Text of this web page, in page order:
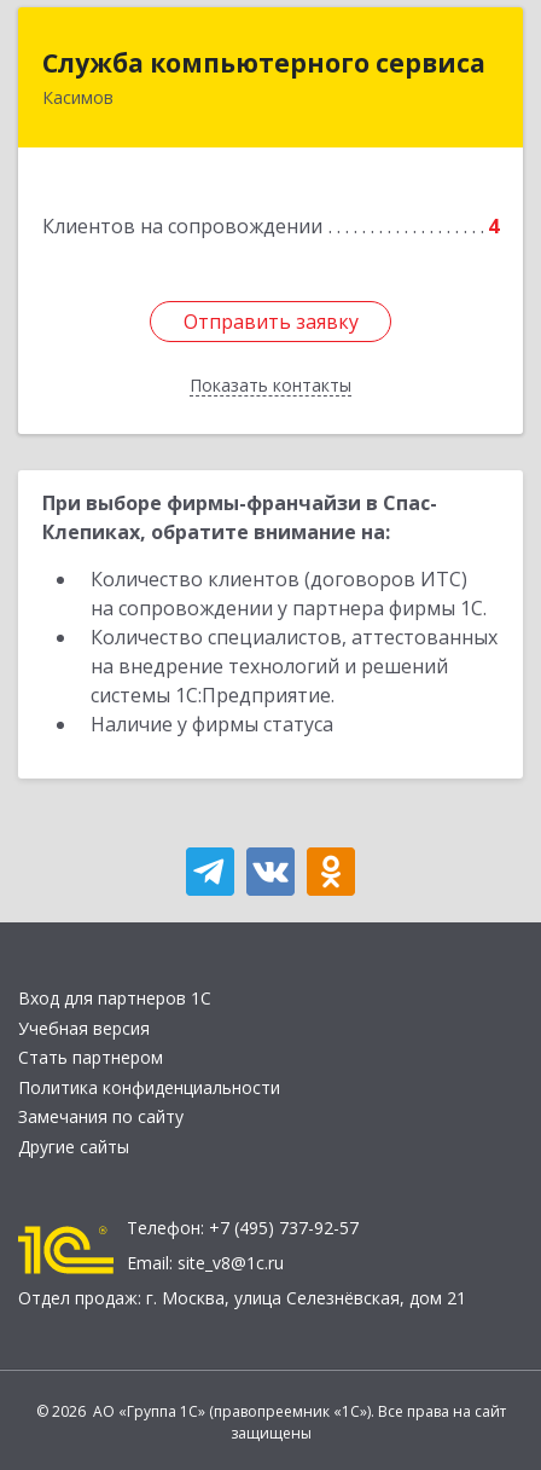
Служба компьютерного сервиса
Касимов
Клиентов на сопровождении 4
Отправить заявку
Показать контакты
Служба компьютерного сервиса
391300, Рязанская обл., г.Касимов, ул.Советская
Отправить заявку
Назад
При выборе фирмы-франчайзи в Спас-
Клепиках, обратите внимание на:
Количество клиентов (договоров ИТС)
на сопровождении у партнера фирмы 1С.
Количество специалистов, аттестованных
на внедрение технологий и решений
системы 1С:Предприятие.
Наличие у фирмы статуса
Вход для партнеров 1С
Учебная версия
Стать партнером
Политика конфиденциальности
Замечания по сайту
Другие сайты
Телефон: +7 (495) 737-92-57
Email: site_v8@1c.ru
Отдел продаж: г. Москва, улица Селезнёвская, дом 21
© 2026 АО «Группа 1С» (правопреемник «1С»). Все права на сайт
защищены